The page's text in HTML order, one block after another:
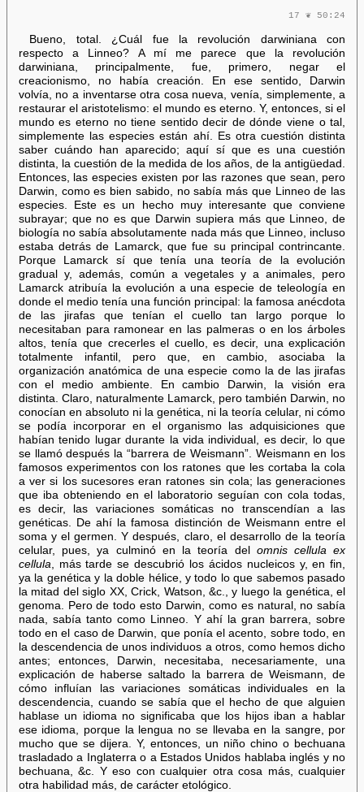
17 ❦ 50:24
Bueno, total. ¿Cuál fue la revolución darwiniana con
respecto a Linneo? A mí me parece que la revolución
darwiniana, principalmente, fue, primero, negar el
creacionismo, no había creación. En ese sentido, Darwin
volvía, no a inventarse otra cosa nueva, venía, simplemente, a
restaurar el aristotelismo: el mundo es eterno. Y, entonces, si el
mundo es eterno no tiene sentido decir de dónde viene o tal,
simplemente las especies están ahí. Es otra cuestión distinta
saber cuándo han aparecido; aquí sí que es una cuestión
distinta, la cuestión de la medida de los años, de la antigüedad.
Entonces, las especies existen por las razones que sean, pero
Darwin, como es bien sabido, no sabía más que Linneo de las
especies. Este es un hecho muy interesante que conviene
subrayar; que no es que Darwin supiera más que Linneo, de
biología no sabía absolutamente nada más que Linneo, incluso
estaba detrás de Lamarck, que fue su principal contrincante.
Porque Lamarck sí que tenía una teoría de la evolución
gradual y, además, común a vegetales y a animales, pero
Lamarck atribuía la evolución a una especie de teleología en
donde el medio tenía una función principal: la famosa anécdota
de las jirafas que tenían el cuello tan largo porque lo
necesitaban para ramonear en las palmeras o en los árboles
altos, tenía que crecerles el cuello, es decir, una explicación
totalmente infantil, pero que, en cambio, asociaba la
organización anatómica de una especie como la de las jirafas
con el medio ambiente. En cambio Darwin, la visión era
distinta. Claro, naturalmente Lamarck, pero también Darwin, no
conocían en absoluto ni la genética, ni la teoría celular, ni cómo
se podía incorporar en el organismo las adquisiciones que
habían tenido lugar durante la vida individual, es decir, lo que
se llamó después la “barrera de Weismann”. Weismann en los
famosos experimentos con los ratones que les cortaba la cola
a ver si los sucesores eran ratones sin cola; las generaciones
que iba obteniendo en el laboratorio seguían con cola todas,
es decir, las variaciones somáticas no transcendían a las
genéticas. De ahí la famosa distinción de Weismann entre el
soma y el germen. Y después, claro, el desarrollo de la teoría
celular, pues, ya culminó en la teoría del omnis cellula ex
cellula , más tarde se descubrió los ácidos nucleicos y, en fin,
ya la genética y la doble hélice, y todo lo que sabemos pasado
la mitad del siglo XX, Crick, Watson, &c., y luego la genética, el
genoma. Pero de todo esto Darwin, como es natural, no sabía
nada, sabía tanto como Linneo. Y ahí la gran barrera, sobre
todo en el caso de Darwin, que ponía el acento, sobre todo, en
la descendencia de unos individuos a otros, como hemos dicho
antes; entonces, Darwin, necesitaba, necesariamente, una
explicación de haberse saltado la barrera de Weismann, de
cómo influían las variaciones somáticas individuales en la
descendencia, cuando se sabía que el hecho de que alguien
hablase un idioma no significaba que los hijos iban a hablar
ese idioma, porque la lengua no se llevaba en la sangre, por
mucho que se dijera. Y, entonces, un niño chino o bechuana
trasladado a Inglaterra o a Estados Unidos hablaba inglés y no
bechuana, &c. Y eso con cualquier otra cosa más, cualquier
otra habilidad más, de carácter etológico.